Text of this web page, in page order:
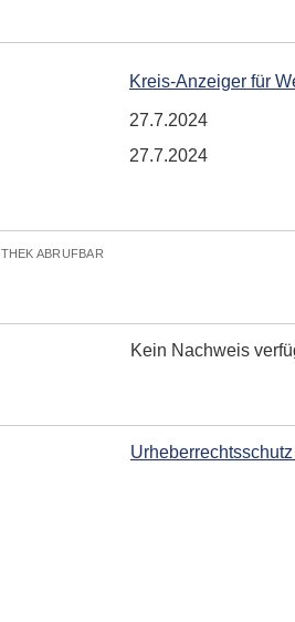
Kreis-Anzeiger für
27.7.2024
27.7.2024
ABRUFBAR
Kein Nachweis